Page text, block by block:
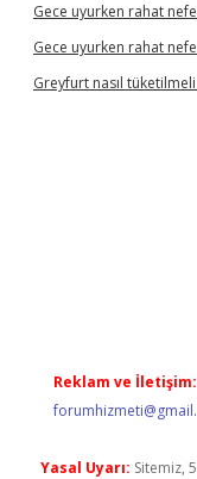
Gece uyurken rahat
Gece uyurken rahat
Greyfurt nasıl tüketilmeli
Reklam ve İletişim:
Yasal Uyarı: Sitemiz,